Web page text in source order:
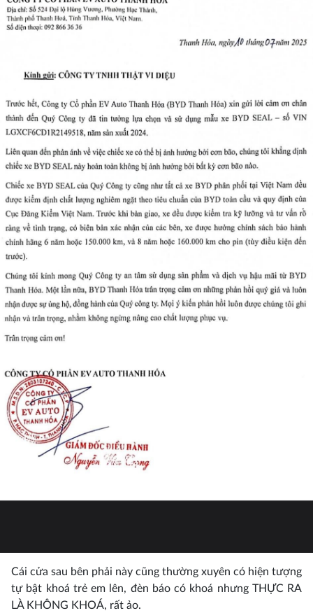
Cái cửa sau bên phải này cũng thường xuyên có hiện tượng
tự bật khoá trẻ em lên, đèn báo có khoá nhưng THỰC RA
LÀ KHÔNG KHOÁ, rất ảo.